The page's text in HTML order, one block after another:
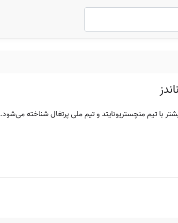
با تیم منچستریونایتد و تیم ملی پرتغال شناخته می‌شود.